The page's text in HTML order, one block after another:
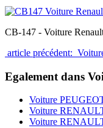
CB-147 - Voiture
article précédent:
Egalement dans
Voiture
Voiture
Voiture